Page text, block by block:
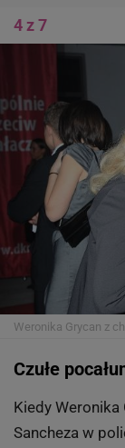
4 z 7
Weronika Grycan z
Czułe
Kiedy Weronika
Sancheza w